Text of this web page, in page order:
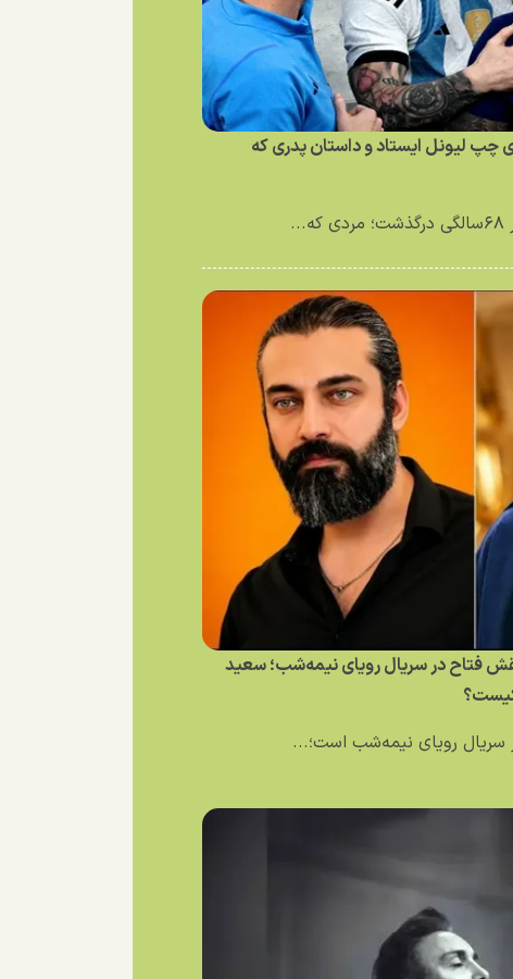
لیونل ایستاد و داستان پدری که
فتاح در سریال رویای نیمه‌شب؛ سعید
سریال رویای نیمه‌شب است؛...